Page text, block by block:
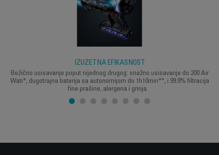
IZUZETNA EFIKASNOST
Bežično usisavanje poput nijednog drugog: snažno usisavanje do 200 Air
Wati*, dugotrajna baterija sa autonomijom do 1h10min**, i 99.9% filtracija
fine prašine, alergena i grinja.